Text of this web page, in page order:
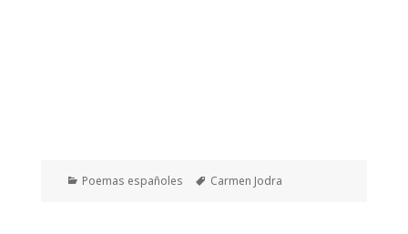
Categorías
Poemas españoles Etiquetas
Carmen Jodra